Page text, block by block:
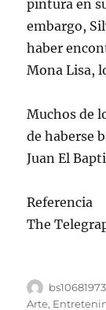
pintura en
embargo,
haber
Mona Lisa,
Muchos de
de haberse
Juan El
Referencia
The
Author
bs10681973
Arte,